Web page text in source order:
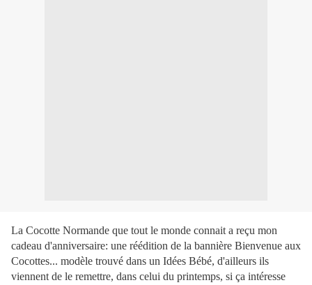
La Cocotte Normande que tout le monde connait a reçu mon
cadeau d'anniversaire: une réédition de la bannière Bienvenue aux
Cocottes... modèle trouvé dans un Idées Bébé, d'ailleurs ils
viennent de le remettre, dans celui du printemps, si ça intéresse